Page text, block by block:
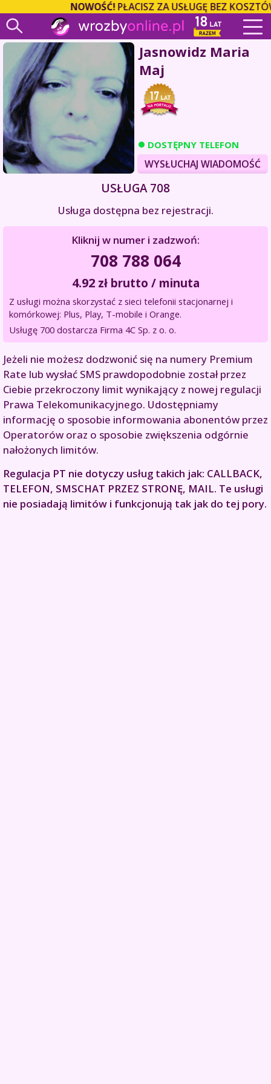
NOWOŚĆ!PŁACISZ ZA USŁUGĘ BEZ
Jasnowidz Maria
Maj
DOSTĘPNY TELEFON
WYSŁUCHAJ WIADOMOŚĆ
USŁUGA 708
Usługa dostępna bez rejestracji.
Kliknij w numer i zadzwoń:
708 788 064
4.92 zł brutto / minuta
Z usługi można skorzystać z sieci telefonii stacjonarnej i
komórkowej: Plus, Play, T-mobile i Orange.
Usługę 700 dostarcza Firma 4C Sp. z o. o.
Jeżeli nie możesz dodzwonić się na numery Premium
Rate lub wysłać SMS prawdopodobnie został przez
Ciebie przekroczony limit wynikający z nowej regulacji
Prawa Telekomunikacyjnego. Udostępniamy
informację o sposobie informowania abonentów przez
Operatorów oraz o sposobie zwiększenia odgórnie
nałożonych limitów.
Regulacja PT nie dotyczy usług takich jak: CALLBACK,
TELEFON, SMSCHAT PRZEZ STRONĘ, MAIL. Te usługi
nie posiadają limitów i funkcjonują tak jak do tej pory.